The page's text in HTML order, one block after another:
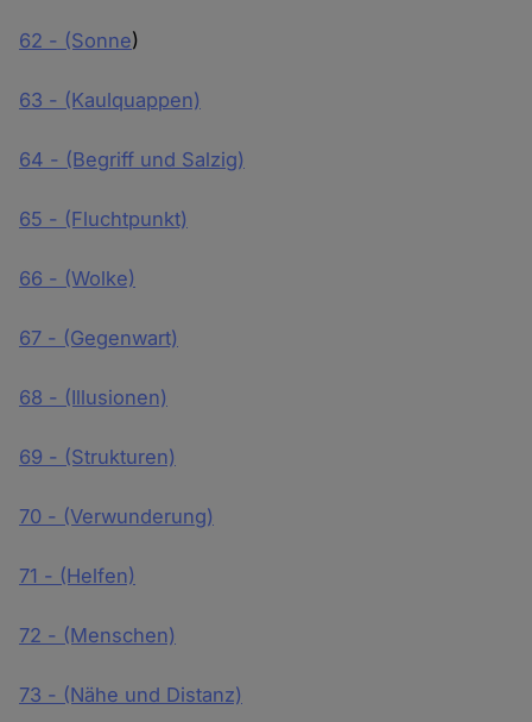
62 - (Sonne)
63 - (Kaulquappen)
64 - (Begriff und Salzig)
65 - (Fluchtpunkt)
66 - (Wolke)
67 - (Gegenwart)
68 - (Illusionen)
69 - (Strukturen)
70 - (Verwunderung)
71 - (Helfen)
72 - (Menschen)
73 - (Nähe und Distanz)